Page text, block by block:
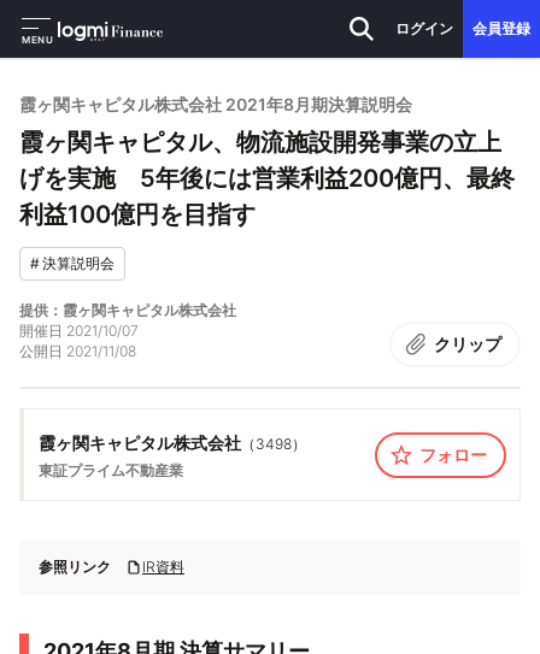
MENU
ログイン 会員登録
霞ヶ関キャピタル株式会社 2021年8⽉期決算説明会
霞ヶ関キャピタル、物流施設開発事業の⽴上
げを実施 5年後には営業利益200億円、最終
利益100億円を⽬指す
#決算説明会
提供：霞ヶ関キャピタル株式会社
開催日 2021/10/07
公開日 2021/11/08 クリップ
霞ヶ関キャピタル株式会社 （ 3498）
東証プライム不動産業
フォロー
参照リンク IR資料